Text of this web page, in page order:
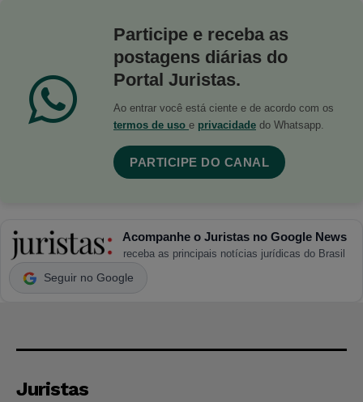
Participe e receba as
postagens diárias do
Portal Juristas.
Ao entrar você está ciente e de acordo com os
termos de uso e privacidade do Whatsapp.
PARTICIPE DO CANAL
Acompanhe o Juristas no Google News
receba as principais notícias jurídicas do Brasil
Seguir no Google
Juristas